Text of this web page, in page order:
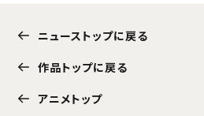
ニューストップに戻る
作品トップに戻る
アニメトップ